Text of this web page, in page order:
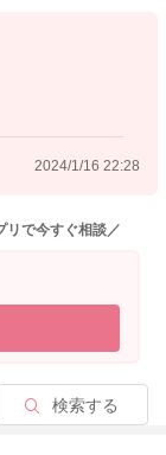
局から、以下の
いただけますと
2024/1/16 22:28
リで今すぐ相談／
検索する